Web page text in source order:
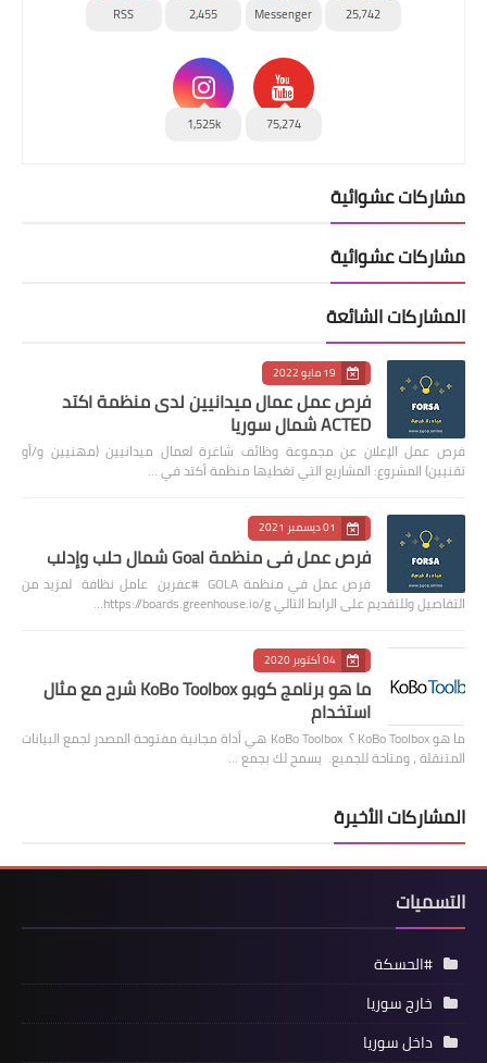
25,742
Messenger
2,455
RSS
75,274
1,525k
مشاركات عشوائية
مشاركات عشوائية
المشاركات الشائعة
19 مايو 2022
فرص عمل عمال ميدانيين لدى منظمة اكتد
ACTED شمال سوريا
فرص عمل الإعلان عن مجموعة وظائف شاغرة لعمال ميدانيين (مهنيين و/أو
تقنيين) المشروع: المشاريع التي تغطيها منظمة أكتد في …
01 ديسمبر 2021
فرص عمل في منظمة Goal شمال حلب وإدلب
فرص عمل في منظمة GOLA #عفرين عامل نظافة لمزيد من
التفاصيل وللتقديم على الرابط التالي https://boards.greenhouse.io/g…
04 أكتوبر 2020
ما هو برنامج كوبو KoBo Toolbox شرح مع مثال
استخدام
ما هو KoBo Toolbox ؟ KoBo Toolbox هي أداة مجانية مفتوحة المصدر لجمع البيانات
المتنقلة ، ومتاحة للجميع. يسمح لك بجمع …
المشاركات الأخيرة
التسميات
#الحسكة
خارج سوريا
داخل سوريا